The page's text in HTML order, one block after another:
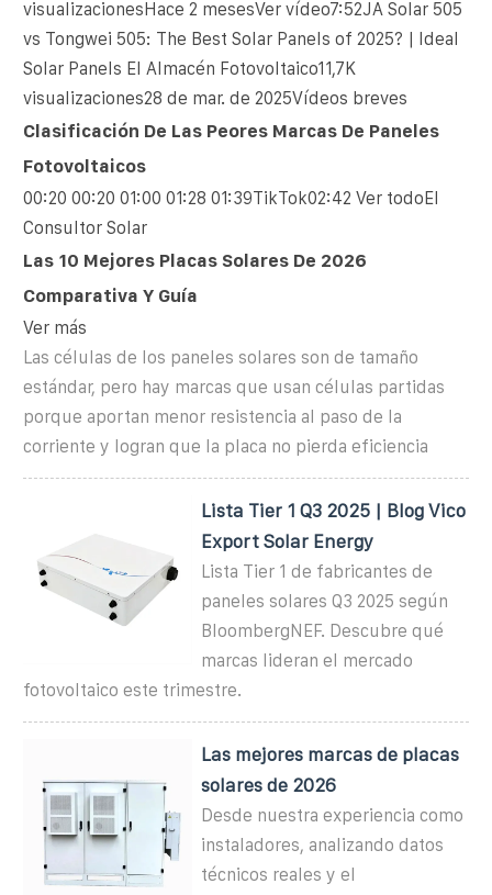
visualizacionesHace 2 mesesVer vídeo7:52JA Solar 505
vs Tongwei 505: The Best Solar Panels of 2025? | Ideal
Solar Panels El Almacén Fotovoltaico11,7K
visualizaciones28 de mar. de 2025Vídeos breves
Clasificación De Las Peores Marcas De Paneles
Fotovoltaicos
00:20 00:20 01:00 01:28 01:39TikTok02:42 Ver todo El
Consultor Solar
Las 10 Mejores Placas Solares De 2026
Comparativa Y Guía
Ver más
Las células de los paneles solares son de tamaño
estándar, pero hay marcas que usan células partidas
porque aportan menor resistencia al paso de la
corriente y logran que la placa no pierda eficiencia
Lista Tier 1 Q3 2025 | Blog Vico
Export Solar Energy
Lista Tier 1 de fabricantes de
paneles solares Q3 2025 según
BloombergNEF. Descubre qué
marcas lideran el mercado
fotovoltaico este trimestre.
Las mejores marcas de placas
solares de 2026
Desde nuestra experiencia como
instaladores, analizando datos
técnicos reales y el